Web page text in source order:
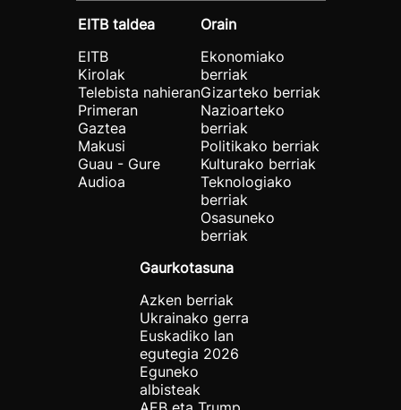
EITB taldea
EITB
Kirolak
Telebista nahieran
Primeran
Gaztea
Makusi
Guau - Gure
Audioa
Orain
Ekonomiako
berriak
Gizarteko berriak
Nazioarteko
berriak
Politikako berriak
Kulturako berriak
Teknologiako
berriak
Osasuneko
berriak
Gaurkotasuna
Azken berriak
Ukrainako gerra
Euskadiko lan
egutegia 2026
Eguneko
albisteak